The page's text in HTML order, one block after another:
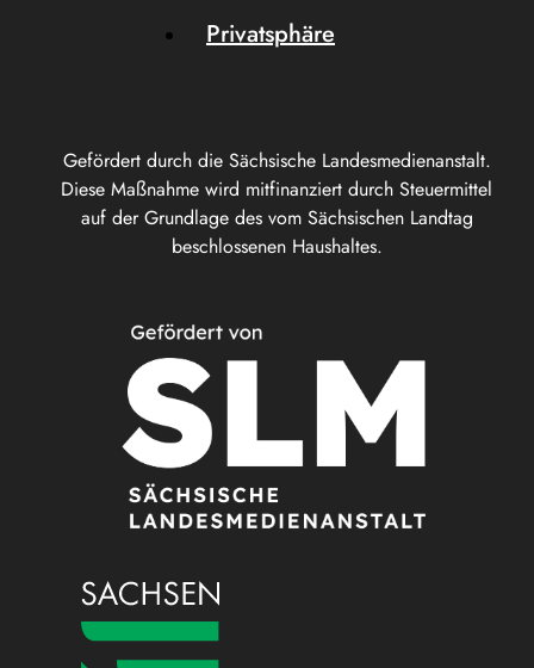
Gefördert durch die Sächsische Landesmedienanstalt.
Diese Maßnahme wird mitfinanziert durch Steuermittel
auf der Grundlage des vom Sächsischen Landtag
beschlossenen Haushaltes.
Privatsphäre